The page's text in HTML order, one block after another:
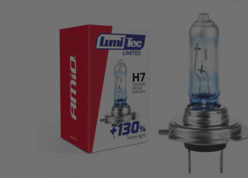
Kínálatunkban kizárólag olyan